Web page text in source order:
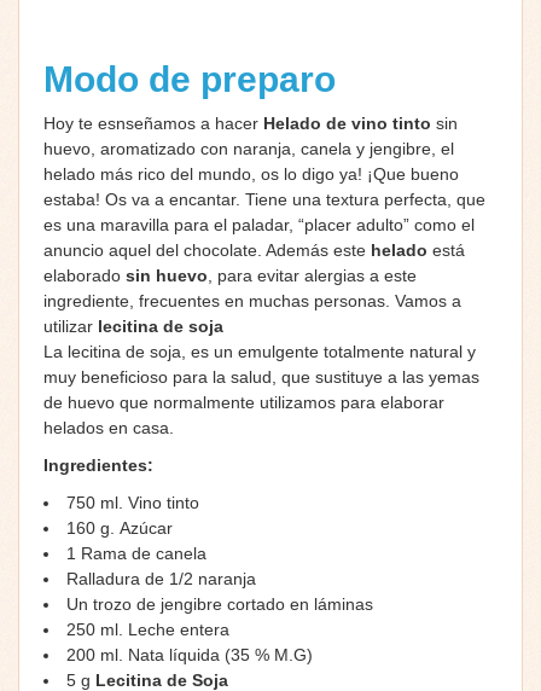
Modo de preparo
Hoy te esnseñamos a hacer Helado de vino tinto sin
huevo, aromatizado con naranja, canela y jengibre, el
helado más rico del mundo, os lo digo ya! ¡Que bueno
estaba! Os va a encantar. Tiene una textura perfecta, que
es una maravilla para el paladar, “placer adulto” como el
anuncio aquel del chocolate. Además este helado está
elaborado sin huevo , para evitar alergias a este
ingrediente, frecuentes en muchas personas. Vamos a
utilizar lecitina de soja
La lecitina de soja, es un emulgente totalmente natural y
muy beneficioso para la salud, que sustituye a las yemas
de huevo que normalmente utilizamos para elaborar
helados en casa.
Ingredientes:
750 ml. Vino tinto
160 g. Azúcar
1 Rama de canela
Ralladura de 1/2 naranja
Un trozo de jengibre cortado en láminas
250 ml. Leche entera
200 ml. Nata líquida (35 % M.G)
5 g Lecitina de Soja